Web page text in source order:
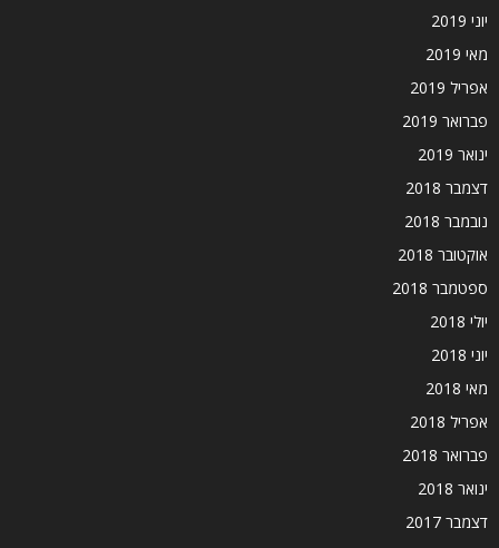
יוני 2019
מאי 2019
אפריל 2019
פברואר 2019
ינואר 2019
דצמבר 2018
נובמבר 2018
אוקטובר 2018
ספטמבר 2018
יולי 2018
יוני 2018
מאי 2018
אפריל 2018
פברואר 2018
ינואר 2018
דצמבר 2017